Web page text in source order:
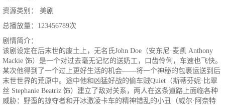
资源类别： 美剧
总播放量：123456789次
剧情简介：
该剧设定在后末世的废土上，无名氏John Doe（安东尼·麦凯 Anthony
Mackie 饰）是一个对过去毫无记忆的送奶工，口齿伶俐，车速也飞快。
某次他得到了一个过上更好生活的机会——将一个神秘的包裹运送到后
末世世界的荒原中。途中他和凶猛好战的偷车贼Quiet（斯蒂芬妮·比翠
丝 Stephanie Beatriz 饰）建立了敌对关系，两人在这条道路上面临各种
威胁：野蛮的掠夺者和开冰激凌卡车的精神错乱的小丑（威尔·阿奈特